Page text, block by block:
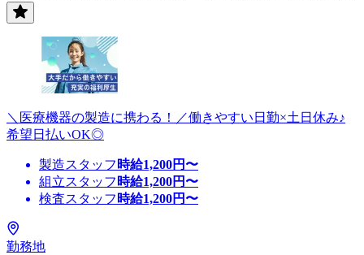
＼医療機器の製造に携わる！／働きやすい日勤×土日休み♪
希望日払いOK◎
製造スタッフ 時給1,200円〜
組立スタッフ 時給1,200円〜
検査スタッフ 時給1,200円〜
勤務地